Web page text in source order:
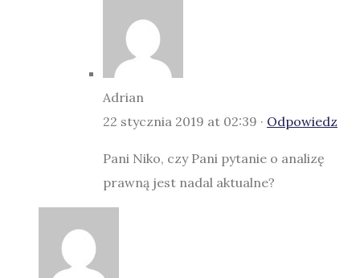
Adrian
22 stycznia 2019 at 02:39 · Odpowiedz
Pani Niko, czy Pani pytanie o analizę
prawną jest nadal aktualne?